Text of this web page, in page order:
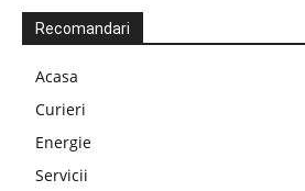
Recomandari
Acasa
Curieri
Energie
Servicii